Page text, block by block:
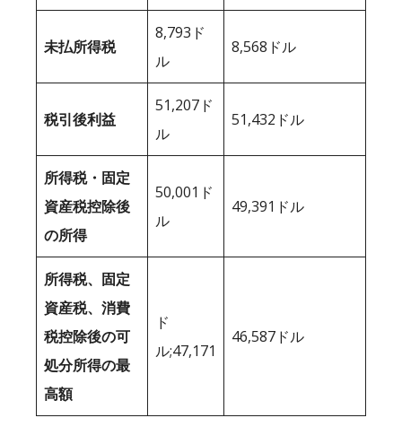
未払所得税
8,793ド
ル
8,568ドル
税引後利益
51,207ド
ル
51,432ドル
所得税・固定
資産税控除後
の所得
50,001ド
ル
49,391ドル
所得税、固定
資産税、消費
税控除後の可
処分所得の最
高額
ド
ル;47,171
46,587ドル